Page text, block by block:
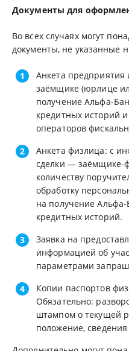
Документы для
Во всех случаях могут
документы, не указанные
Анкета
заёмщике (юрлице
получение Альфа-
кредитных историй
операторов
Анкета физлица: с
сделки — заёмщике-
количеству
обработку
на получение
кредитных историй.
Заявка на
информацией об
параметрами
Копии паспортов
Обязательно:
штампом о текущей
положение,